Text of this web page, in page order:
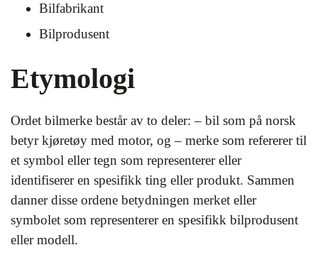
Bilfabrikant
Bilprodusent
Etymologi
Ordet bilmerke består av to deler: – bil som på norsk
betyr kjøretøy med motor, og – merke som refererer til
et symbol eller tegn som representerer eller
identifiserer en spesifikk ting eller produkt. Sammen
danner disse ordene betydningen merket eller
symbolet som representerer en spesifikk bilprodusent
eller modell.